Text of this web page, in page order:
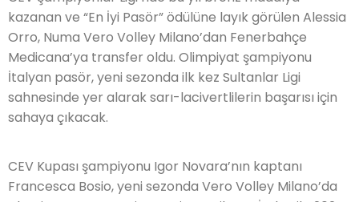
kazanan ve “En İyi Pasör” ödülüne layık görülen Alessia
Orro, Numa Vero Volley Milano’dan Fenerbahçe
Medicana’ya transfer oldu. Olimpiyat şampiyonu
İtalyan pasör, yeni sezonda ilk kez Sultanlar Ligi
sahnesinde yer alarak sarı-lacivertlilerin başarısı için
sahaya çıkacak.
CEV Kupası şampiyonu Igor Novara’nın kaptanı
Francesca Bosio, yeni sezonda Vero Volley Milano’da